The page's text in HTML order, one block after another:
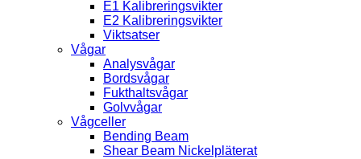
E1 Kalibreringsvikter
E2 Kalibreringsvikter
Viktsatser
Vågar
Analysvågar
Bordsvågar
Fukthaltsvågar
Golvvågar
Vågceller
Bending Beam
Shear Beam Nickelpläterat